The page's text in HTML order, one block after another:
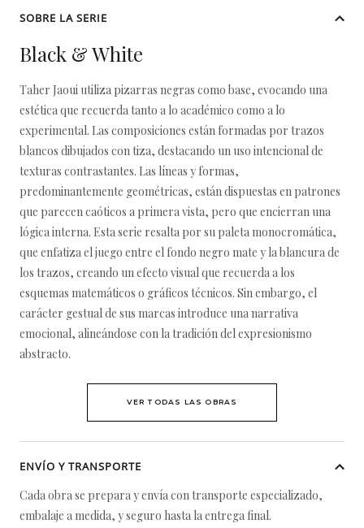
SOBRE LA SERIE
Black & White
Taher Jaoui utiliza pizarras negras como base, evocando una
estética que recuerda tanto a lo académico como a lo
experimental. Las composiciones están formadas por trazos
blancos dibujados con tiza, destacando un uso intencional de
texturas contrastantes. Las líneas y formas,
predominantemente geométricas, están dispuestas en patrones
que parecen caóticos a primera vista, pero que encierran una
lógica interna. Esta serie resalta por su paleta monocromática,
que enfatiza el juego entre el fondo negro mate y la blancura de
los trazos, creando un efecto visual que recuerda a los
esquemas matemáticos o gráficos técnicos. Sin embargo, el
carácter gestual de sus marcas introduce una narrativa
emocional, alineándose con la tradición del expresionismo
abstracto.
VER TODAS LAS OBRAS
ENVÍO Y TRANSPORTE
Cada obra se prepara y envía con transporte especializado,
embalaje a medida, y seguro hasta la entrega final.